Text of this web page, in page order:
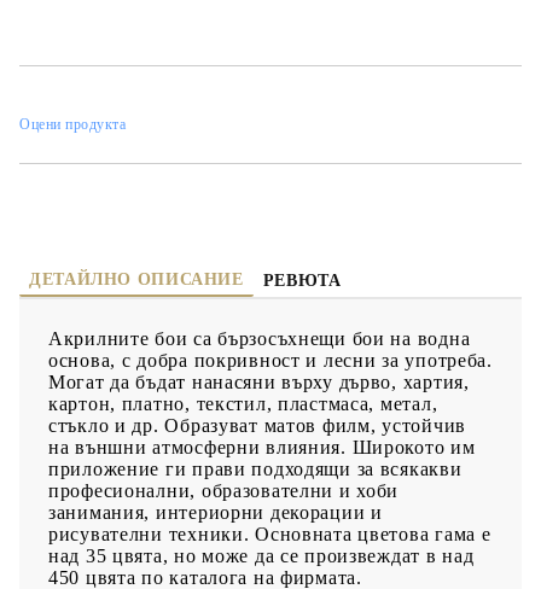
цветова гама е над 35 цвята, но може да се произвеждат в над
Оцени продукта
ДЕТАЙЛНО ОПИСАНИЕ РЕВЮТА
Акрилните бои са бързосъхнещи бои на водна
основа, с добра покривност и лесни за употреба.
Могат да бъдат нанасяни върху дърво, хартия,
картон, платно, текстил, пластмаса, метал,
стъкло и др. Образуват матов филм, устойчив
на външни атмосферни влияния. Широкото им
приложение ги прави подходящи за всякакви
професионални, образователни и хоби
занимания, интериорни декорации и
рисувателни техники. Основната цветова гама е
над 35 цвята, но може да се произвеждат в над
450 цвята по каталога на фирмата.